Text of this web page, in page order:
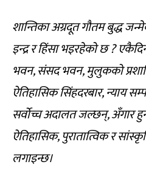
शान्तिका अग्रदूत गौतम बुद्ध
इन्द्र र हिंसा भइरहेको छ ?
भवन, संसद भवन, मुलुकको
ऐतिहासिक सिंहदरबार, न्याय
सर्वोच्च अदालत जल्छन्, अँगार
ऐतिहासिक, पुरातात्विक र
लगाइन्छ।